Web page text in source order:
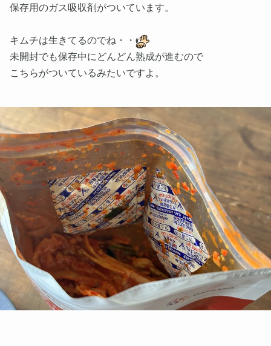
保存用のガス吸収剤がついています。
キムチは生きてるのでね・・
未開封でも保存中にどんどん熟成が進むので
こちらがついているみたいですよ。